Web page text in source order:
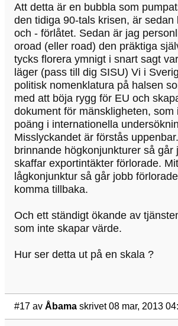
Att detta är en bubbla som
den tidiga 90-tals krisen, är sedan
och - förlåtet. Sedan är jag
oroad (eller road) den präktiga
tycks florera ymnigt i snart sagt
läger (pass till dig SISU) Vi i
politisk nomenklatura på halsen
med att böja rygg för EU och
dokument för mänskligheten, som
poäng i internationella
Misslyckandet är förstås
brinnande högkonjunkturer så går
skaffar exportintäkter förlorade.
lågkonjunktur så går jobb
komma tillbaka.
Och ett ständigt ökande av
som inte skapar värde.
Hur ser detta ut på en skala ?
#17 av Åbama skrivet 08 mar, 2013